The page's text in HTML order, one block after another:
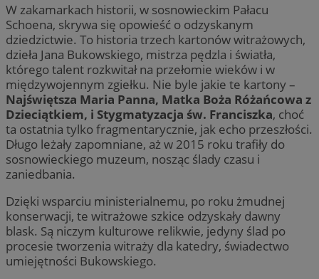
W zakamarkach historii, w sosnowieckim Pałacu
Schoena, skrywa się opowieść o odzyskanym
dziedzictwie. To historia trzech kartonów witrażowych,
dzieła Jana Bukowskiego, mistrza pędzla i światła,
którego talent rozkwitał na przełomie wieków i w
międzywojennym zgiełku. Nie byle jakie te kartony –
Najświętsza Maria Panna, Matka Boża Różańcowa z
Dzieciątkiem, i Stygmatyzacja św. Franciszka, choć
ta ostatnia tylko fragmentarycznie, jak echo przeszłości.
Długo leżały zapomniane, aż w 2015 roku trafiły do
sosnowieckiego muzeum, nosząc ślady czasu i
zaniedbania.
Dzięki wsparciu ministerialnemu, po roku żmudnej
konserwacji, te witrażowe szkice odzyskały dawny
blask. Są niczym kulturowe relikwie, jedyny ślad po
procesie tworzenia witraży dla katedry, świadectwo
umiejętności Bukowskiego.